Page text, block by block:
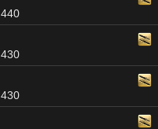
440
430
430